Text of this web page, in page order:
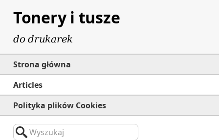
Tonery i tusze
do drukarek
Strona główna
Articles
Polityka plików Cookies
Wyszukaj